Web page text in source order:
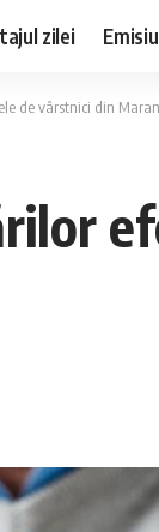
zilei
de vârstnici din